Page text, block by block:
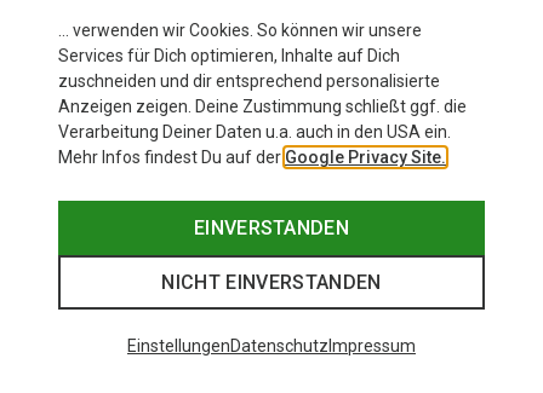
… verwenden wir Cookies. So können wir unsere
Services für Dich optimieren, Inhalte auf Dich
zuschneiden und dir entsprechend personalisierte
Anzeigen zeigen. Deine Zustimmung schließt ggf. die
Verarbeitung Deiner Daten u.a. auch in den USA ein.
Mehr Infos findest Du auf der Google Privacy Site.
EINVERSTANDEN
NICHT EINVERSTANDEN
EinstellungenDatenschutz Impressum